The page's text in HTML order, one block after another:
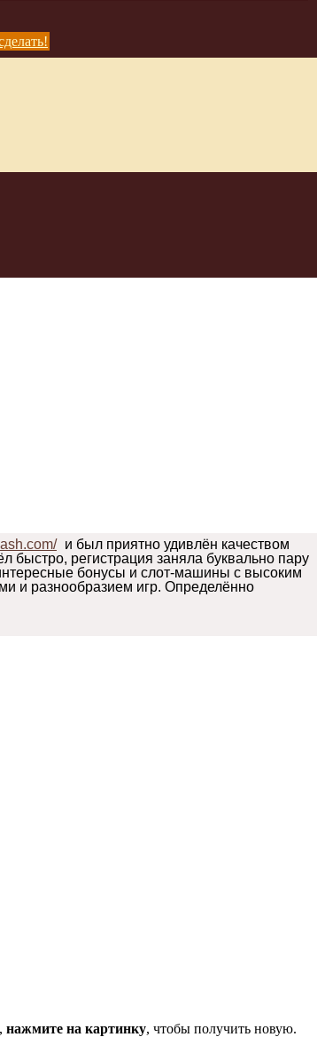
и был приятно удивлён качеством
быстро, регистрация заняла буквально пару
бонусы и слот-машины с высоким
и разнообразием игр. Определённо
нажмите на картинку, чтобы получить новую.